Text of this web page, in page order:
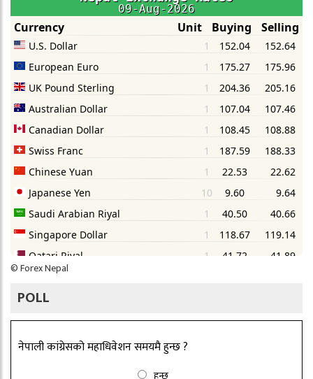
©Forex Nepal
POLL
नेपाली कांग्रेसको महाधिवेशन समयमै हुन्छ ?